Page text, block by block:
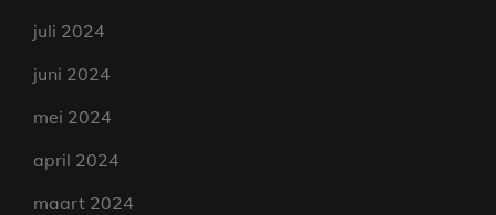
juli 2024
juni 2024
mei 2024
april 2024
maart 2024